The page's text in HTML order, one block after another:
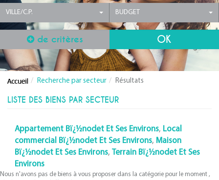
VILLE/C.P. BUDGET
de critères
Recherche par secteur Résultats
LISTE DES BIENS PAR SECTEUR
Appartement Bï¿½nodet Et Ses Environs, Local
commercial Bï¿½nodet Et Ses Environs, Maison
Bï¿½nodet Et Ses Environs, Terrain Bï¿½nodet Et Ses
Environs
Nous n'avons pas de biens à vous proposer dans la catégorie pour le moment ,